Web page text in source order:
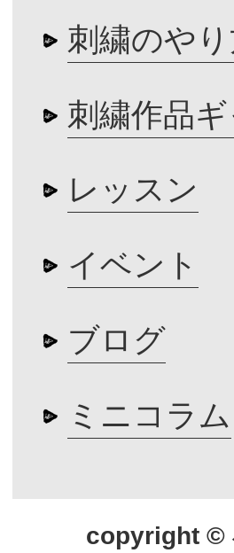
刺繍のや
刺繍作品
レッスン
イベント
ブログ
ミニコラム
copyright ©